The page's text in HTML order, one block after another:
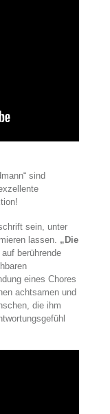
sind
sein, unter
lassen. „Die
berührende
eines Chores
achtsamen und
die ihm